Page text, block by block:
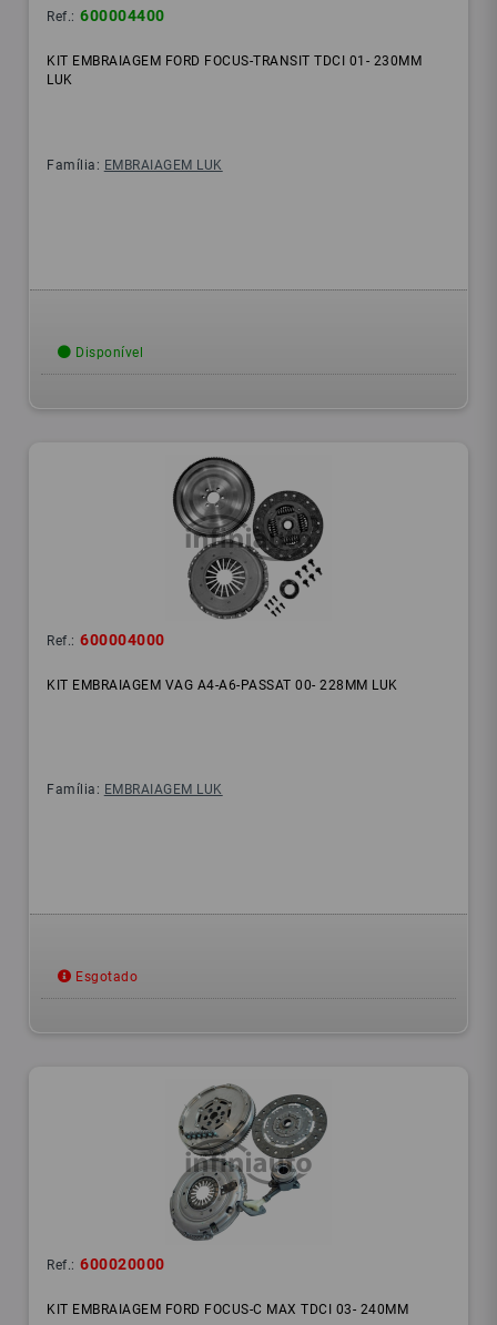
Ref.: 600004400
KIT EMBRAIAGEM FORD FOCUS-TRANSIT TDCI 01- 230MM
LUK
Família: EMBRAIAGEM LUK
Disponível
Ref.: 600004000
KIT EMBRAIAGEM VAG A4-A6-PASSAT 00- 228MM LUK
Família: EMBRAIAGEM LUK
Esgotado
Ref.: 600020000
KIT EMBRAIAGEM FORD FOCUS-C MAX TDCI 03- 240MM